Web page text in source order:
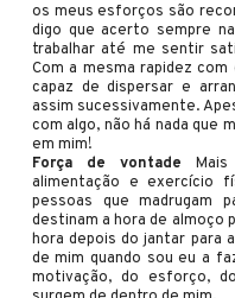
os meus esforços são
digo que acerto sempre
trabalhar até me sentir
Com a mesma rapidez
capaz de dispersar e
assim sucessivamente.
com algo, não há nada que
em mim!
Força de vontade
alimentação e exercício
pessoas que madrugam
destinam a hora de almoço
hora depois do jantar para
de mim quando sou eu a
motivação, do esforço,